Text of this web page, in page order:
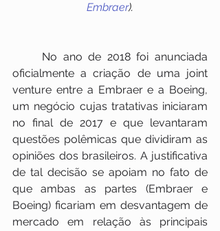
Embraer).
oficialmente a criação de uma joint
venture entre a Embraer e a Boeing,
um negócio cujas tratativas iniciaram
no final de 2017 e que levantaram
questões polêmicas que dividiram as
opiniões dos brasileiros. A justificativa
de tal decisão se apoiam no fato de
que ambas as partes (Embraer e
Boeing) ficariam em desvantagem de
mercado em relação às principais